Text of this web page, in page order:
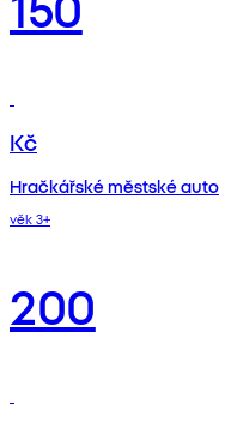
Kč
Hračkářské městské auto
věk 3+
200